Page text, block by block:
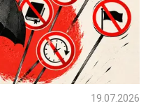
19.07.2026